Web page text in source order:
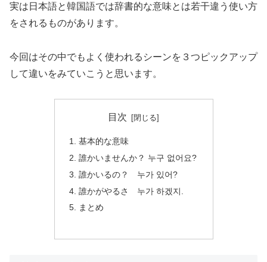
実は日本語と韓国語では辞書的な意味とは若干違う使い方
をされるものがあります。
今回はその中でもよく使われるシーンを３つピックアップ
して違いをみていこうと思います。
目次
基本的な意味
誰かいませんか？ 누구 없어요?
誰かいるの？ 누가 있어?
誰かがやるさ 누가 하겠지.
まとめ